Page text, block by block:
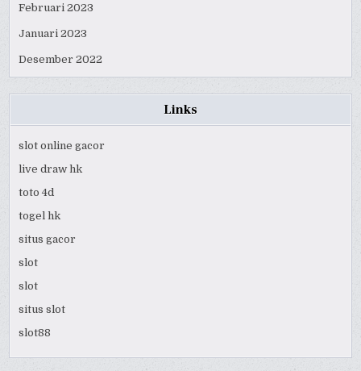
Februari 2023
Januari 2023
Desember 2022
Links
slot online gacor
live draw hk
toto 4d
togel hk
situs gacor
slot
slot
situs slot
slot88